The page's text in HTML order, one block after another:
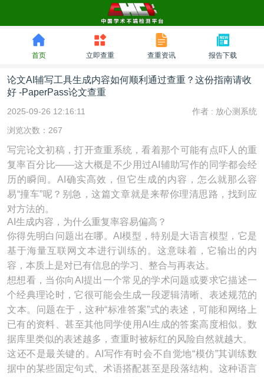
首页 立即查重 查重资讯 报告下载
论文AI辅写工具生成内容如何顺利通过查重？这份指南请收
好 -PaperPass论文查重
2025-09-26 12:16:11 作者 : 放心测系统
浏览次数：267
写完论文初稿，打开查重系统，看着那个可能有点吓人的重
复率百分比——这大概是不少用过AI辅助写作的同学都会经
历的瞬间。AI确实高效，但它生成的内容，怎么就那么容
易“撞车”呢？别急，这篇文章就是来帮你理清思路，找到应
对方法的。
AI生成内容，为什么重复率容易偏高？
你得先明白问题出在哪。AI模型，特别是大语言模型，它是
基于海量互联网文本进行训练的。这意味着，它输出的内
容，本质上是对已有信息的学习、整合与再表达。
想想看，当你向AI提出一个常见的学术问题或要求它描述一
个经典理论时，它很可能会生成一段逻辑清晰、表述规范的
文本。问题在于，这种“标准答案”式的表述，可能和网络上
已有的资料、甚至其他同学使用AI生成的答案高度相似。数
据库里类似的表述越多，查重时被标红的风险自然就越大。
这还不是最关键的。AI写作有时会不自觉地“模仿”其训练数
据中的某些固定句式、术语搭配甚至是段落结构。这种语言